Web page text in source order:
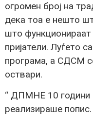
огромен број на
дека тоа е нешто
што функционираат
пријатели. Луѓето
програма, а СДСМ
оствари.
“ ДПМНЕ 10 години
реализираше